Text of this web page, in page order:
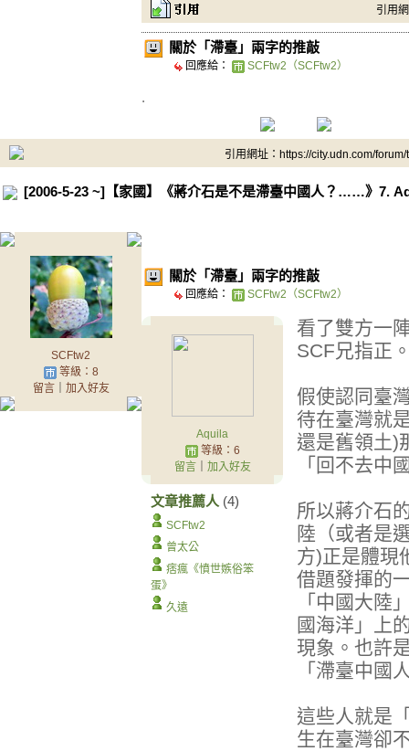
引用
關於「滯臺」兩字的推敲
回應給： SCFtw2（SCFtw2）
.
引用網址：https://city.udn.com/
[2006-5-23 ~]【家國】《蔣介石是不是滯臺中國人？……》7.
SCFtw2
等級：8
留言｜ 加入好友
關於「滯臺」兩字的推敲
回應給： SCFtw2（SCFtw2）
Aquila
等級：6
留言｜ 加入好友
文章推薦人 (4)
SCFtw2
曾太公
痞瘋《憤世嫉俗笨
蛋》
久遠
看了雙方一
SCF兄指正
假使認同臺
待在臺灣就
還是舊領土)
「回不去中
所以蔣介石
陸（或者是
方)正是體現
借題發揮的
「中國大陸
國海洋」上
現象。也許
「滯臺中國
這些人就是
生在臺灣卻